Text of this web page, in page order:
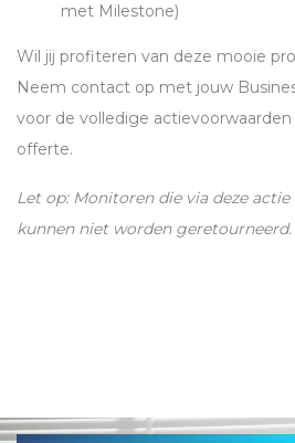
met Milestone)
Wil jij profiteren van deze mooie
Neem contact op met jouw
voor de volledige
offerte.
Let op: Monitoren die via deze
kunnen niet worden geretourneerd.